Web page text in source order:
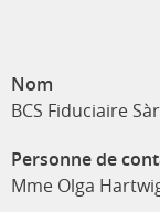
Nom
BCS Fiduciaire
Personne de
Mme Olga